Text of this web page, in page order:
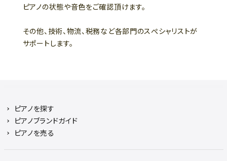
ピアノの状態や音色をご確認頂けます。
その他、技術、物流、税務など各部門のスぺシャリストが
サポートします。
ピアノを探す
ピアノブランドガイド
ピアノを売る